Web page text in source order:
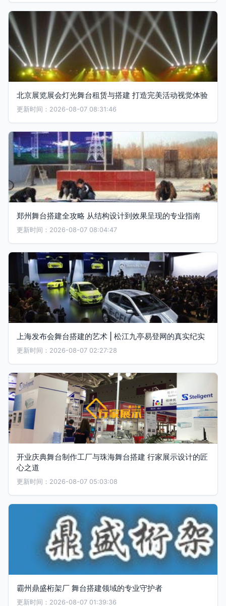
北京展览展会灯光舞台租赁与搭建 打造完美活动视觉体验
更新时间：2026-08-07 08:31:46
郑州舞台搭建全攻略 从结构设计到效果呈现的专业指南
更新时间：2026-08-07 08:04:47
上海发布会舞台搭建的艺术 | 松江九亭易登网的真实纪实
更新时间：2026-08-07 02:27:28
开业庆典舞台制作工厂与珠海舞台搭建 行家展示设计的匠
心之道
更新时间：2026-08-07 05:03:08
霸州鼎盛桁架厂 舞台搭建领域的专业守护者
更新时间：2026-08-07 01:39:36